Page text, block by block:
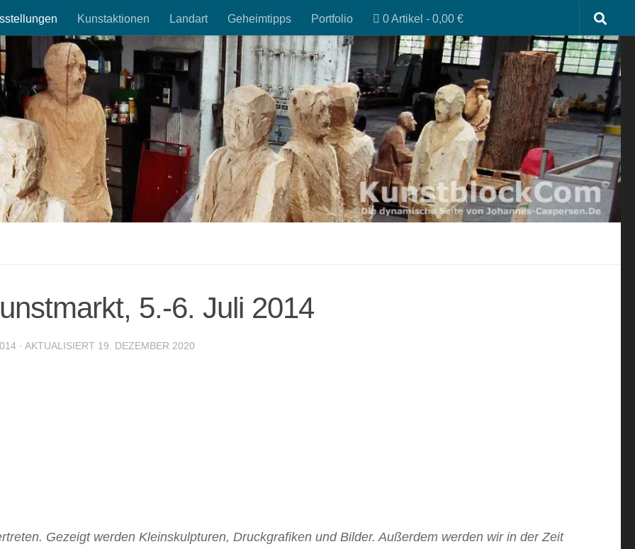
Kunstaktionen Landart Geheimtipps Portfolio 0 Artikel 0,00 €
5.-6. Juli 2014
· AKTUALISIERT 19. DEZEMBER 2020
Gezeigt werden Kleinskulpturen, Druckgrafiken und Bilder. Außerdem werden wir in der Zeit